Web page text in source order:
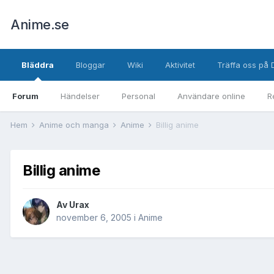
Anime.se
Bläddra
Forum Händelser Personal Användare online
Bloggar Wiki Aktivitet Träffa oss på
Hem Anime och manga Anime Billig anime
Billig anime
Av Urax
november 6, 2005 i Anime